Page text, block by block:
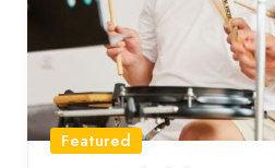
Featured